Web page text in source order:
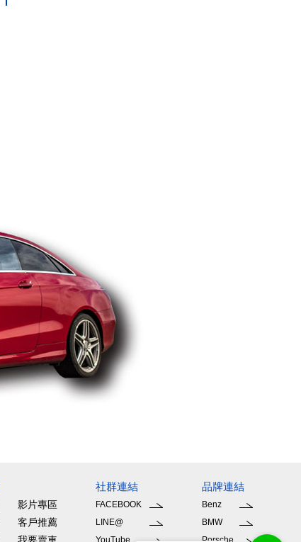
影片專區
客戶推薦
社群連結
FACEBOOK
LINE@
品牌連結
Benz
BMW